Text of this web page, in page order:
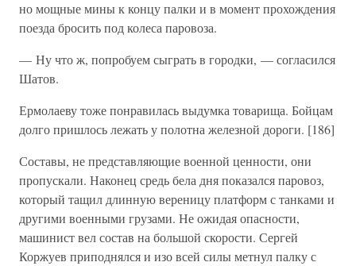
но мощные мины к концу палки и в момент прохождения
поезда бросить под колеса паровоза.
— Ну что ж, попробуем сыграть в городки, — согласился
Шатов.
Ермолаеву тоже понравилась выдумка товарища. Бойцам
долго пришлось лежать у полотна железной дороги. [186]
Составы, не представляющие военной ценности, они
пропускали. Наконец средь бела дня показался паровоз,
который тащил длинную вереницу платформ с танками и
другими военными грузами. Не ожидая опасности,
машинист вел состав на большой скорости. Сергей
Коржуев приподнялся и изо всей силы метнул палку с